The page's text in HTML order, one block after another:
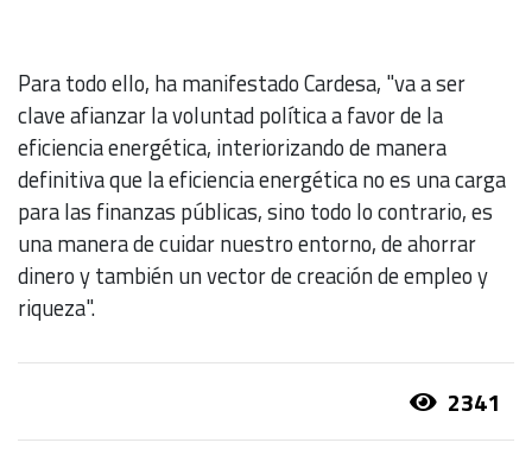
Para todo ello, ha manifestado Cardesa, "va a ser
clave afianzar la voluntad política a favor de la
eficiencia energética, interiorizando de manera
definitiva que la eficiencia energética no es una carga
para las finanzas públicas, sino todo lo contrario, es
una manera de cuidar nuestro entorno, de ahorrar
dinero y también un vector de creación de empleo y
riqueza".
2341